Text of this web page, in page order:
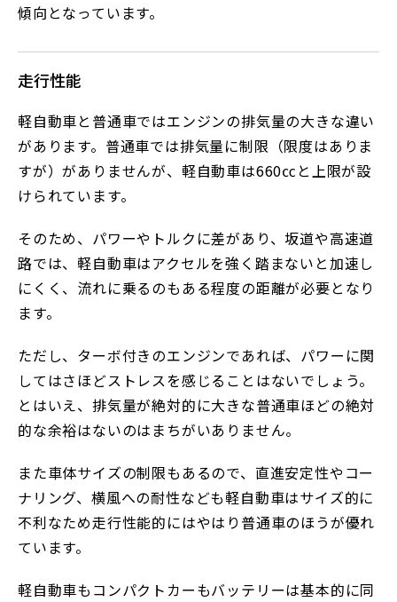
傾向となっています。
走行性能
軽自動車と普通車ではエンジンの排気量の大きな違い
があります。普通車では排気量に制限（限度はありま
すが）がありませんが、軽自動車は660㏄と上限が設
けられています。
そのため、パワーやトルクに差があり、坂道や高速道
路では、軽自動車はアクセルを強く踏まないと加速し
にくく、流れに乗るのもある程度の距離が必要となり
ます。
ただし、ターボ付きのエンジンであれば、パワーに関
してはさほどストレスを感じることはないでしょう。
とはいえ、排気量が絶対的に大きな普通車ほどの絶対
的な余裕はないのはまちがいありません。
また車体サイズの制限もあるので、直進安定性やコー
ナリング、横風への耐性なども軽自動車はサイズ的に
不利なため走行性能的にはやはり普通車のほうが優れ
ています。
軽自動車もコンパクトカーもバッテリーは基本的に同